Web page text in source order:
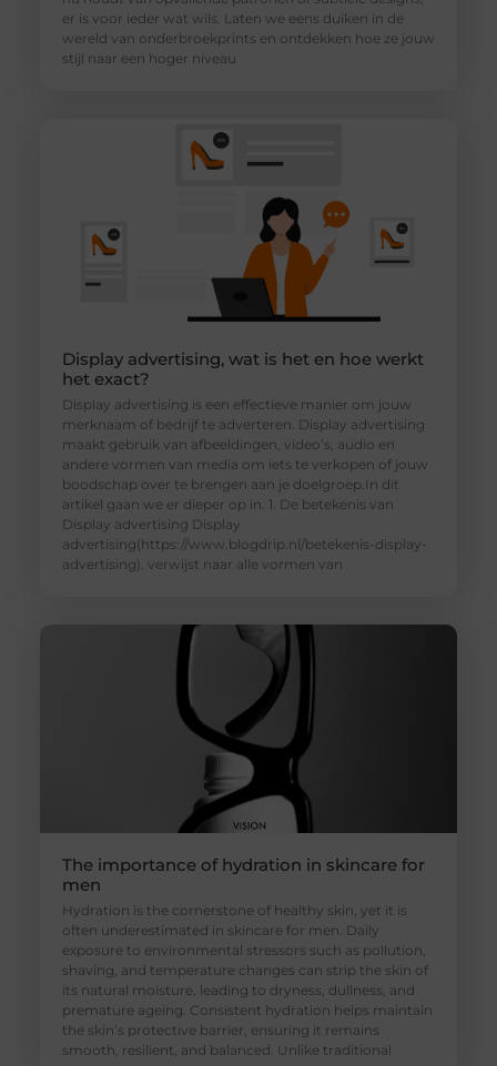
er is voor ieder wat wils. Laten we eens duiken in de
wereld van onderbroekprints en ontdekken hoe ze jouw
stijl naar een hoger niveau
Display advertising, wat is het en hoe werkt
het exact?
Display advertising is een effectieve manier om jouw
merknaam of bedrijf te adverteren. Display advertising
maakt gebruik van afbeeldingen, video’s, audio en
andere vormen van media om iets te verkopen of jouw
boodschap over te brengen aan je doelgroep.In dit
artikel gaan we er dieper op in. 1. De betekenis van
Display advertising Display
advertising(https://www.blogdrip.nl/betekenis-display-
advertising). verwijst naar alle vormen van
The importance of hydration in skincare for
men
Hydration is the cornerstone of healthy skin, yet it is
often underestimated in skincare for men. Daily
exposure to environmental stressors such as pollution,
shaving, and temperature changes can strip the skin of
its natural moisture, leading to dryness, dullness, and
premature ageing. Consistent hydration helps maintain
the skin’s protective barrier, ensuring it remains
smooth, resilient, and balanced. Unlike traditional